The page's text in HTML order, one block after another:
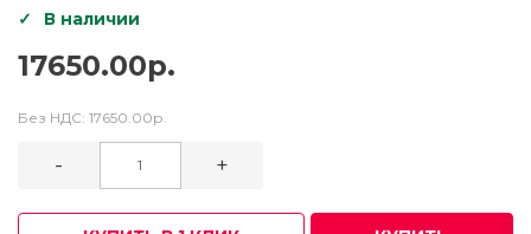
В наличии
17650.00р.
Без НДС: 17650.00р.
- +